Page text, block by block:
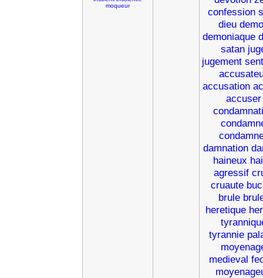
moqueur
confession
dieu
demoniaque
satan
jugement
accusation
accuser
damnation
haineux
agressif
cruaute
brule
heretique
tyrannie
medieval